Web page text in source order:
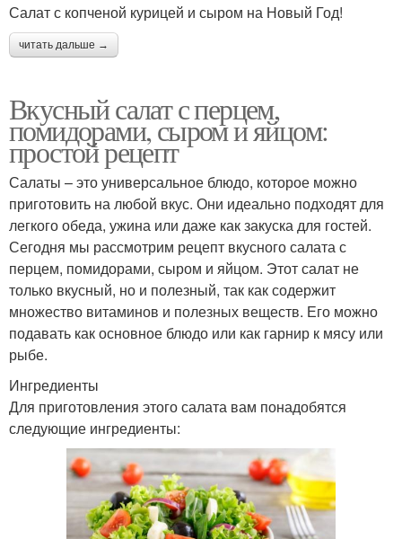
Салат с копченой курицей и сыром на Новый Год!
читать дальше →
Вкусный салат с перцем,
помидорами, сыром и яйцом:
простой рецепт
Салаты – это универсальное блюдо, которое можно
приготовить на любой вкус. Они идеально подходят для
легкого обеда, ужина или даже как закуска для гостей.
Сегодня мы рассмотрим рецепт вкусного салата с
перцем, помидорами, сыром и яйцом. Этот салат не
только вкусный, но и полезный, так как содержит
множество витаминов и полезных веществ. Его можно
подавать как основное блюдо или как гарнир к мясу или
рыбе.
Ингредиенты
Для приготовления этого салата вам понадобятся
следующие ингредиенты: